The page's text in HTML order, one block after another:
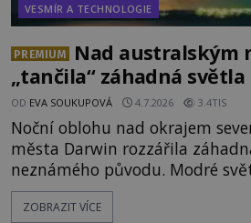
VESMÍR A TECHNOLOGIE
PREMIUM
Nad australským
„tančila“ záhadná světla
OD EVA SOUKUPOVÁ 4.7.2026 3.4TIS
Noční oblohu nad okrajem
města Darwin rozzářila
neznámého původu. Modré světelné koule byly
viditelné nejméně dvacet
opakovaně objevovaly a zase
ZOBRAZIT VÍCE